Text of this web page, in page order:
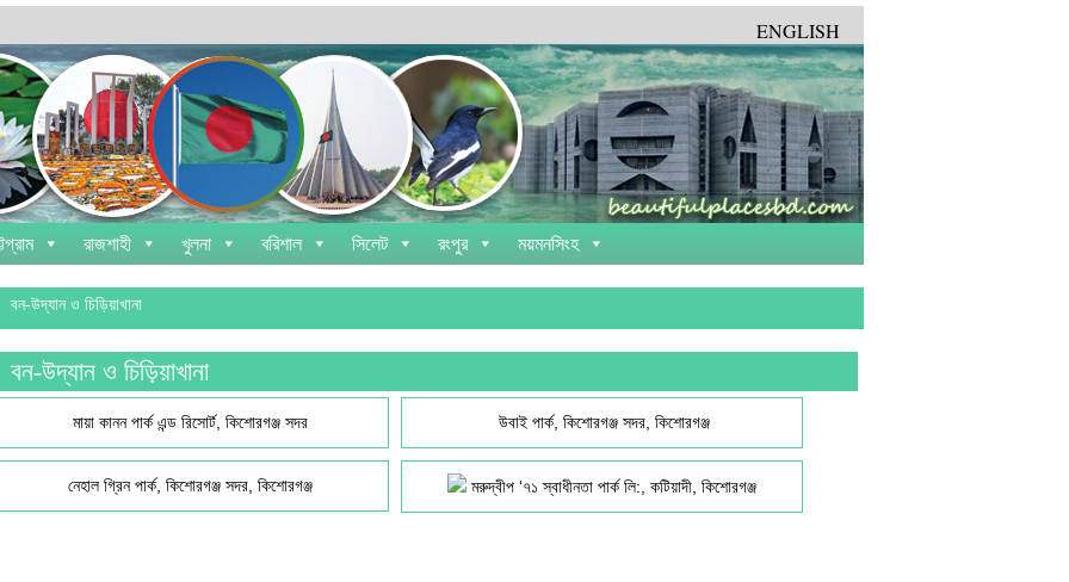
ENGLISH
রাজশাহী খুলনা বরিশাল সিলেট রংপুর ময়মনসিংহ
বন-উদ্যান ও চিড়িয়াখানা
বন-উদ্যান ও চিড়িয়াখানা
মায়া কানন পার্ক এন্ড রিসোর্ট, কিশোরগঞ্জ সদর উবাই পার্ক, কিশোরগঞ্জ সদর, কিশোরগঞ্জ
নেহাল গ্রিন পার্ক, কিশোরগঞ্জ সদর, কিশোরগঞ্জ মরুদ্বীপ ‘৭১ স্বাধীনতা পার্ক লি:, কটিয়াদী, কিশোরগঞ্জ